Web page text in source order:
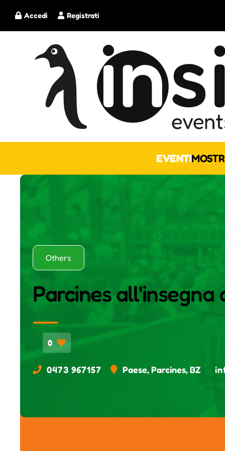
Registrati
Accedi
EVENTI
Others
Parcines all'insegna
0
0473 967157 Paese, Parcines, BZ